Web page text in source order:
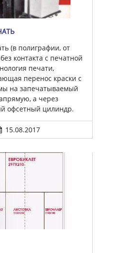
(в полиграфии, от
контакта с печатной
печати,
перенос краски с
на запечатываемый
а через
офсетный цилиндр.
15.08.2017